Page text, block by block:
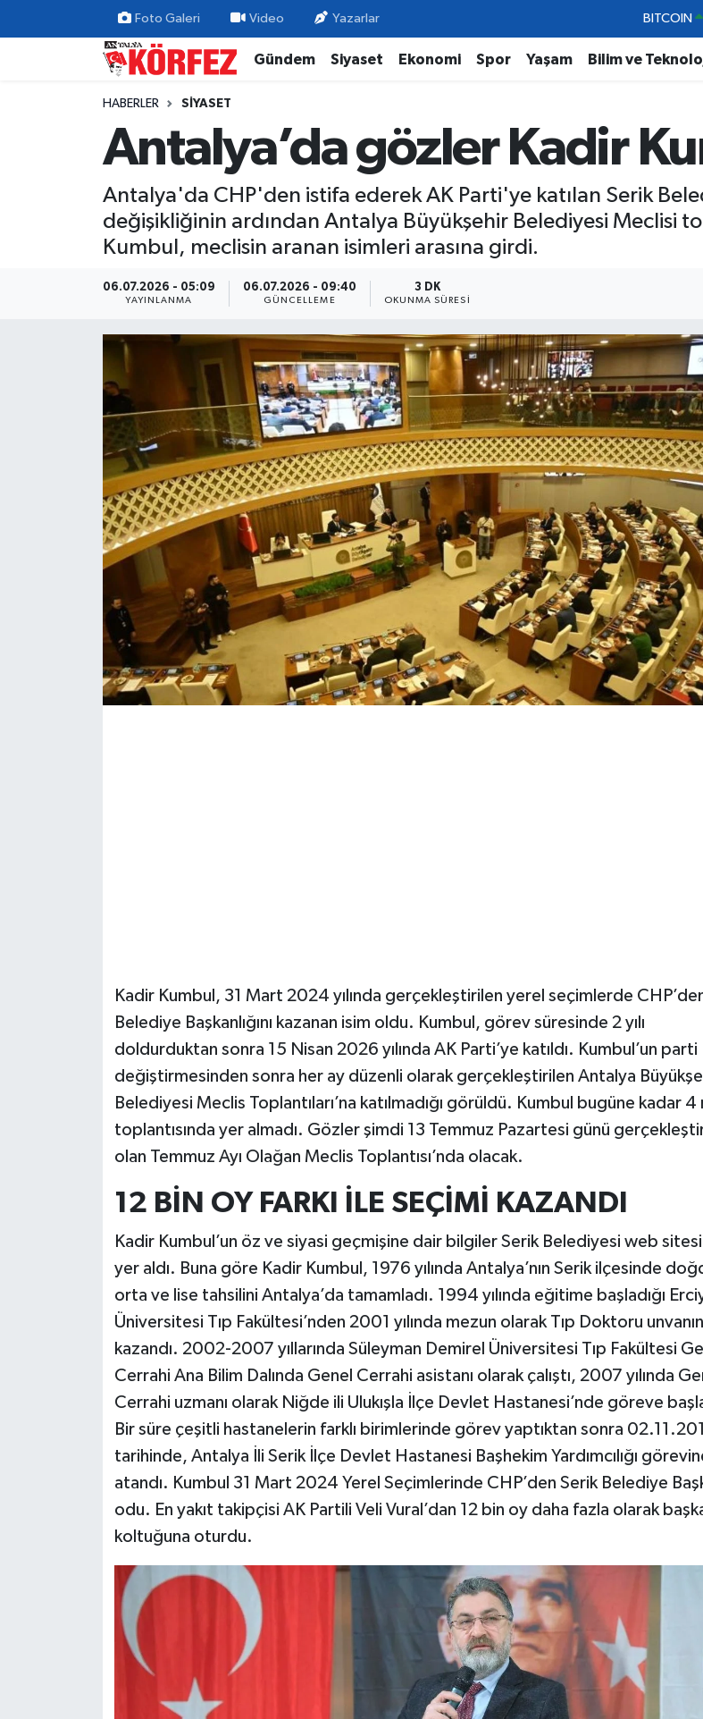
Foto Galeri Video Yazarlar DOLAR
EURO
Gündem Siyaset Ekonomi Spor Yaşam Bilim ve
HABERLER SIYASET
Antalya’da gözler Kadir
Antalya'da CHP'den istifa ederek AK Parti'ye katılan Serik
değişikliğinin ardından Antalya Büyükşehir Belediyesi Meclisi
Kumbul, meclisin aranan isimleri arasına girdi.
06.07.2026 - 05:09
YAYINLANMA
06.07.2026 - 09:40
GÜNCELLEME
3 DK
OKUNMA SÜRESI
Kadir Kumbul, 31 Mart 2024 yılında gerçekleştirilen yerel seçimlerde
Belediye Başkanlığını kazanan isim oldu. Kumbul, görev süresinde 2 yılı
doldurduktan sonra 15 Nisan 2026 yılında AK Parti’ye katıldı. Kumbul’un parti
değiştirmesinden sonra her ay düzenli olarak gerçekleştirilen Antalya
Belediyesi Meclis Toplantıları’na katılmadığı görüldü. Kumbul bugüne kadar 4
toplantısında yer almadı. Gözler şimdi 13 Temmuz Pazartesi günü
olan Temmuz Ayı Olağan Meclis Toplantısı’nda olacak.
12 BİN OY FARKI İLE SEÇİMİ KAZANDI
Kadir Kumbul’un öz ve siyasi geçmişine dair bilgiler Serik Belediyesi web
yer aldı. Buna göre Kadir Kumbul, 1976 yılında Antalya’nın Serik ilçesinde
orta ve lise tahsilini Antalya’da tamamladı. 1994 yılında eğitime başladığı
Üniversitesi Tıp Fakültesi’nden 2001 yılında mezun olarak Tıp Doktoru
kazandı. 2002-2007 yıllarında Süleyman Demirel Üniversitesi Tıp Fakültesi
Cerrahi Ana Bilim Dalında Genel Cerrahi asistanı olarak çalıştı, 2007 yılında
Cerrahi uzmanı olarak Niğde ili Ulukışla İlçe Devlet Hastanesi’nde göreve
Bir süre çeşitli hastanelerin farklı birimlerinde görev yaptıktan sonra
tarihinde, Antalya İli Serik İlçe Devlet Hastanesi Başhekim Yardımcılığı
atandı. Kumbul 31 Mart 2024 Yerel Seçimlerinde CHP’den Serik Belediye
odu. En yakıt takipçisi AK Partili Veli Vural’dan 12 bin oy daha fazla olarak
koltuğuna oturdu.
Gündem
Yerel Yönetim
Ekonomi
Magazin
Sivil Toplum
Nöbetçi Eczaneler
Trafik Durumu
Süper Lig Puan Durumu ve Fikstür
Tüm Manşetler
Son Dakika Haberleri
Haber Arşivi